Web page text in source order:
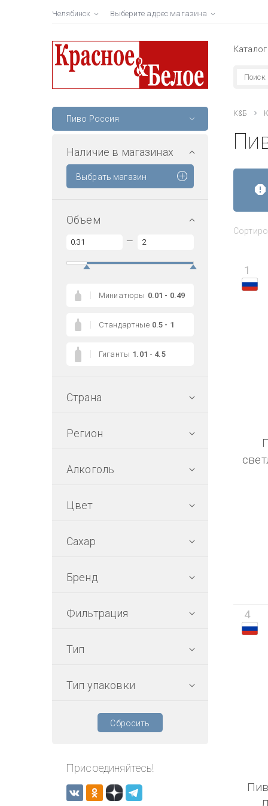
Челябинск Выберите адрес магазина
Каталог
Пиво Россия
Наличие в магазинах
Выбрать магазин
Объем
—
Миниатюры 0.01 - 0.49
Стандартные 0.5 - 1
Гиганты 1.01 - 4.5
Страна
Регион
Алкоголь
Цвет
Сахар
Бренд
Фильтрация
Тип
Тип упаковки
Сбросить
Присоединяйтесь!
К&Б
1
4